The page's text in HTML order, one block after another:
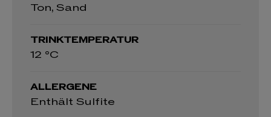
Ton, Sand
TRINKTEMPERATUR
12 °C
ALLERGENE
Enthält Sulfite